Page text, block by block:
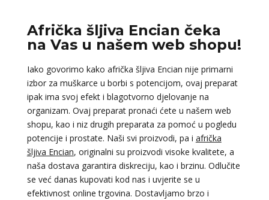
Afrička šljiva Encian čeka
na Vas u našem web shopu!
Iako govorimo kako afrička šljiva Encian nije primarni
izbor za muškarce u borbi s potencijom, ovaj preparat
ipak ima svoj efekt i blagotvorno djelovanje na
organizam. Ovaj preparat pronaći ćete u našem web
shopu, kao i niz drugih preparata za pomoć u pogledu
potencije i prostate. Naši svi proizvodi, pa i afrička
šljiva Encian, originalni su proizvodi visoke kvalitete, a
naša dostava garantira diskreciju, kao i brzinu. Odlučite
se već danas kupovati kod nas i uvjerite se u
efektivnost online trgovina. Dostavljamo brzo i